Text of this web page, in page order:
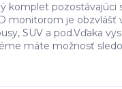
komplet pozostávajúci
monitorom je obzvlášť
SUV a pod.Vďaka
máte možnosť